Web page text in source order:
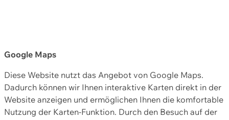
Google Maps
Diese Website nutzt das Angebot von Google Maps.
Dadurch können wir Ihnen interaktive Karten direkt in der
Website anzeigen und ermöglichen Ihnen die komfortable
Nutzung der Karten-Funktion. Durch den Besuch auf der